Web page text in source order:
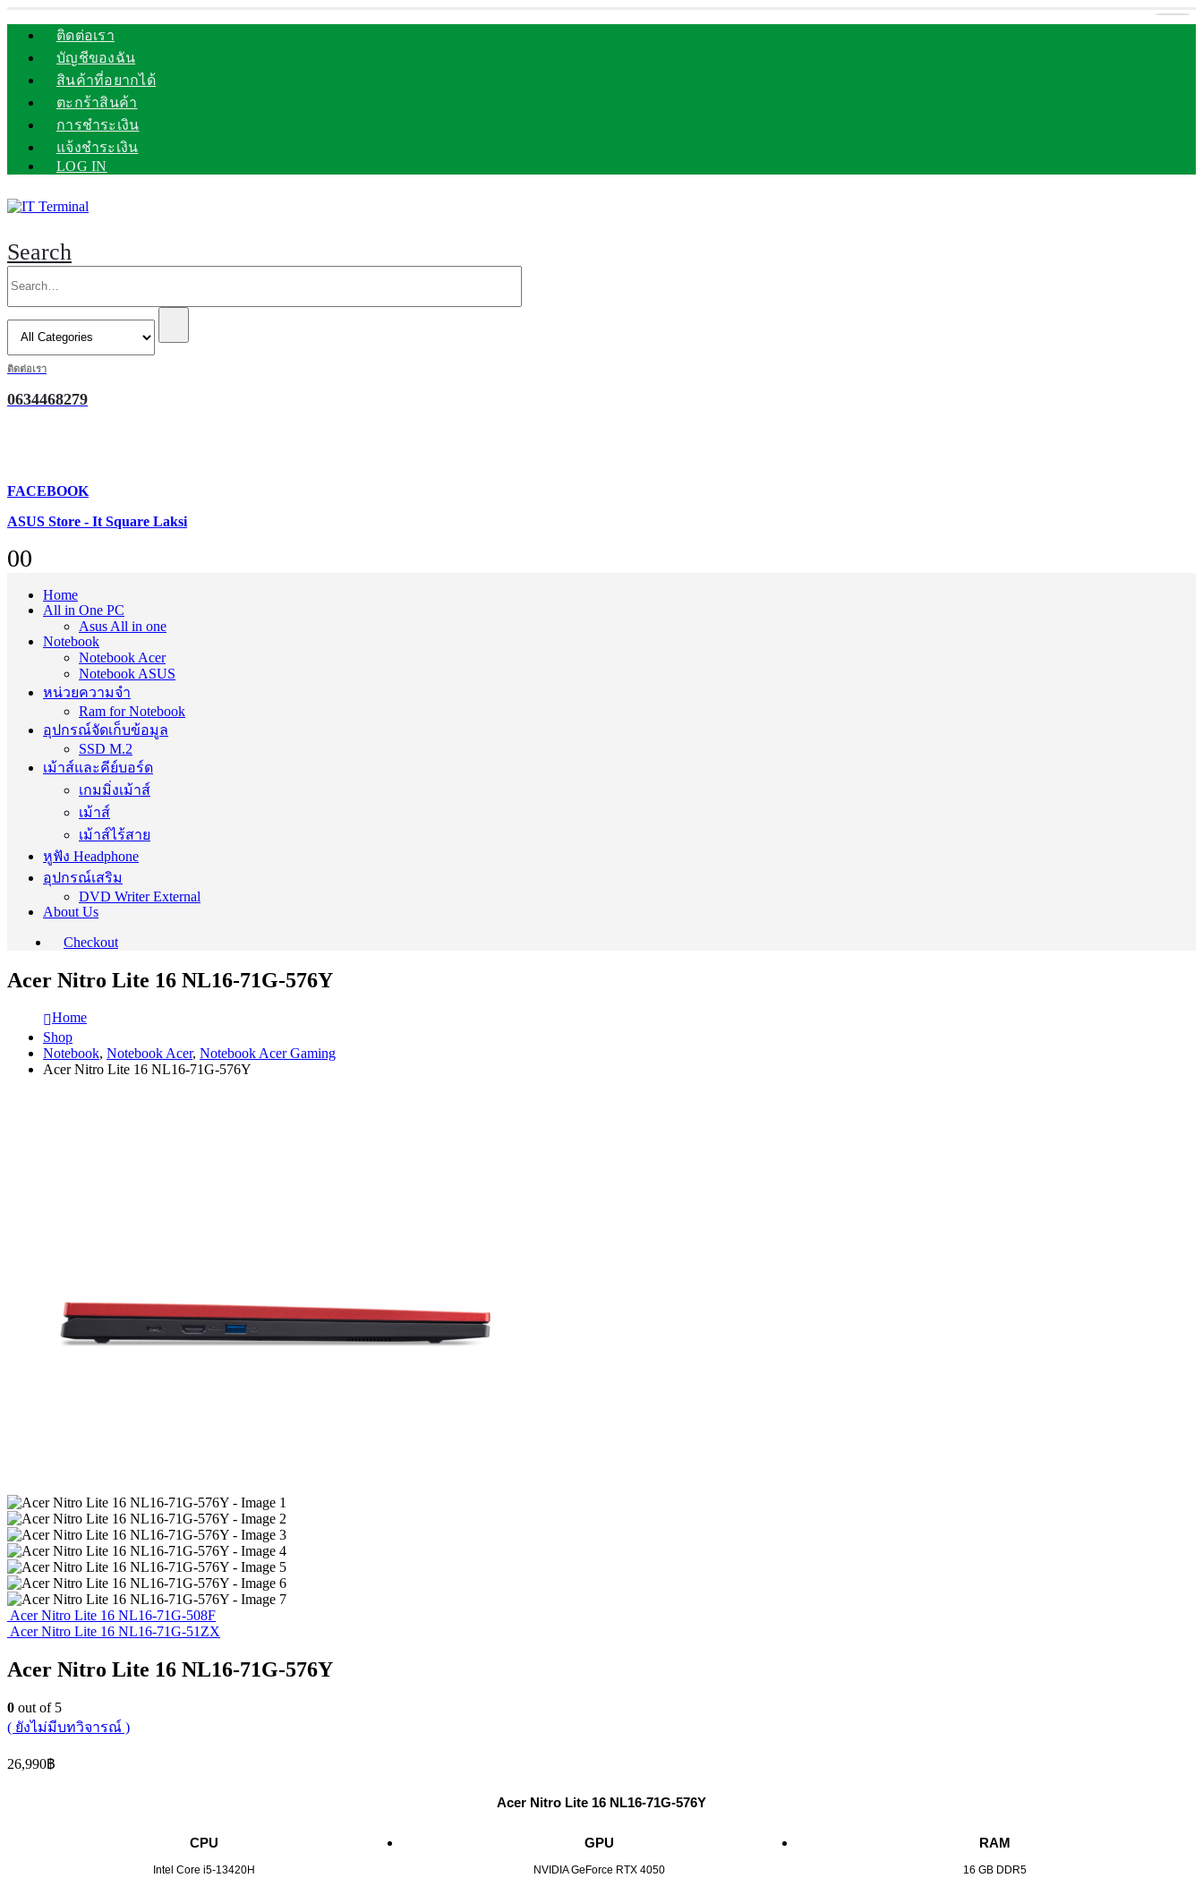
ติดต่อเรา
บัญชีของฉัน
สินค้าที่อยากได้
ตะกร้าสินค้า
การชำระเงิน
แจ้งชำระเงิน
LOG IN
Search
ติดต่อเรา
0634468279
FACEBOOK
ASUS Store - It Square Laksi
00
Home
All in One PC
Asus All in one
Notebook
Notebook Acer
Notebook ASUS
หน่วยความจำ
Ram for Notebook
อุปกรณ์จัดเก็บข้อมูล
SSD M.2
เม้าส์และคีย์บอร์ด
เกมมิ่งเม้าส์
เม้าส์
เม้าส์ไร้สาย
หูฟัง Headphone
อุปกรณ์เสริม
DVD Writer External
About Us
Checkout
Acer Nitro Lite 16 NL16-71G-576Y
Home
Shop
Notebook, Notebook Acer, Notebook Acer Gaming
Acer Nitro Lite 16 NL16-71G-576Y
Acer Nitro Lite 16 NL16-71G-508F
Acer Nitro Lite 16 NL16-71G-51ZX
Acer Nitro Lite 16 NL16-71G-576Y
0 out of 5
( ยังไม่มีบทวิจารณ์ )
26,990฿
Acer Nitro Lite 16 NL16-71G-576Y
CPU
Intel Core i5-13420H
GPU
NVIDIA GeForce RTX 4050
RAM
16 GB DDR5